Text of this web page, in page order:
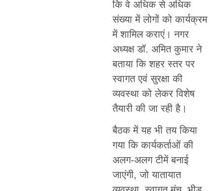
कि वे अधिक से अधिक
संख्या में लोगों को कार्यक्रम
में शामिल कराएं। नगर
अध्यक्ष डॉ. अमित कुमार ने
बताया कि शहर स्तर पर
स्वागत एवं सुरक्षा की
व्यवस्था को लेकर विशेष
तैयारी की जा रही है।
बैठक में यह भी तय किया
गया कि कार्यकर्ताओं की
अलग-अलग टीमें बनाई
जाएंगी, जो यातायात